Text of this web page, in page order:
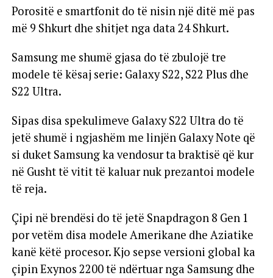
Porositë e smartfonit do të nisin një ditë më pas
më 9 Shkurt dhe shitjet nga data 24 Shkurt.
Samsung me shumë gjasa do të zbulojë tre
modele të kësaj serie: Galaxy S22, S22 Plus dhe
S22 Ultra.
Sipas disa spekulimeve Galaxy S22 Ultra do të
jetë shumë i ngjashëm me linjën Galaxy Note që
si duket Samsung ka vendosur ta braktisë që kur
në Gusht të vitit të kaluar nuk prezantoi modele
të reja.
Çipi në brendësi do të jetë Snapdragon 8 Gen 1
por vetëm disa modele Amerikane dhe Aziatike
kanë këtë procesor. Kjo sepse versioni global ka
çipin Exynos 2200 të ndërtuar nga Samsung dhe